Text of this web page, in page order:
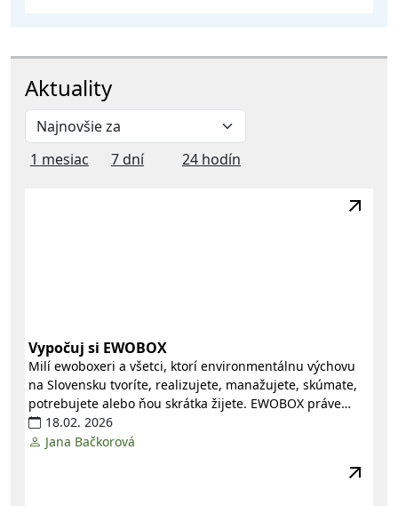
Aktuality
1 mesiac 7 dní 24 hodín
Vypočuj si EWOBOX
Milí ewoboxeri a všetci, ktorí environmentálnu výchovu
na Slovensku tvoríte, realizujete, manažujete, skúmate,
potrebujete alebo ňou skrátka žijete. EWOBOX práve
otvára novú miestnosť s názvom
nové rozmery a význam. Pri tejto príležitosti sa vám
18.02. 2026
Jana Bačkorová